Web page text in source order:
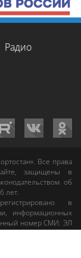
Радио
. Все права
защищены в
об
лет.
в
информационных
номер СМИ: ЭЛ
Учредитель: